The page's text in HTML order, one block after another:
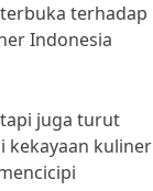
terhadap
Indonesia
juga turut
kekayaan kuliner